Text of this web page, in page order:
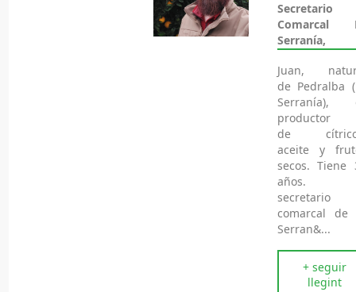
Secretario
Comarcal
Serranía,
Juan,
de Pedralba
Serranía),
productor
de
aceite y
secos. Tiene
años.
secretario
comarcal de
Serran&...
+ seguir
llegint